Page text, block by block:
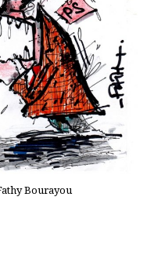
Bourayou